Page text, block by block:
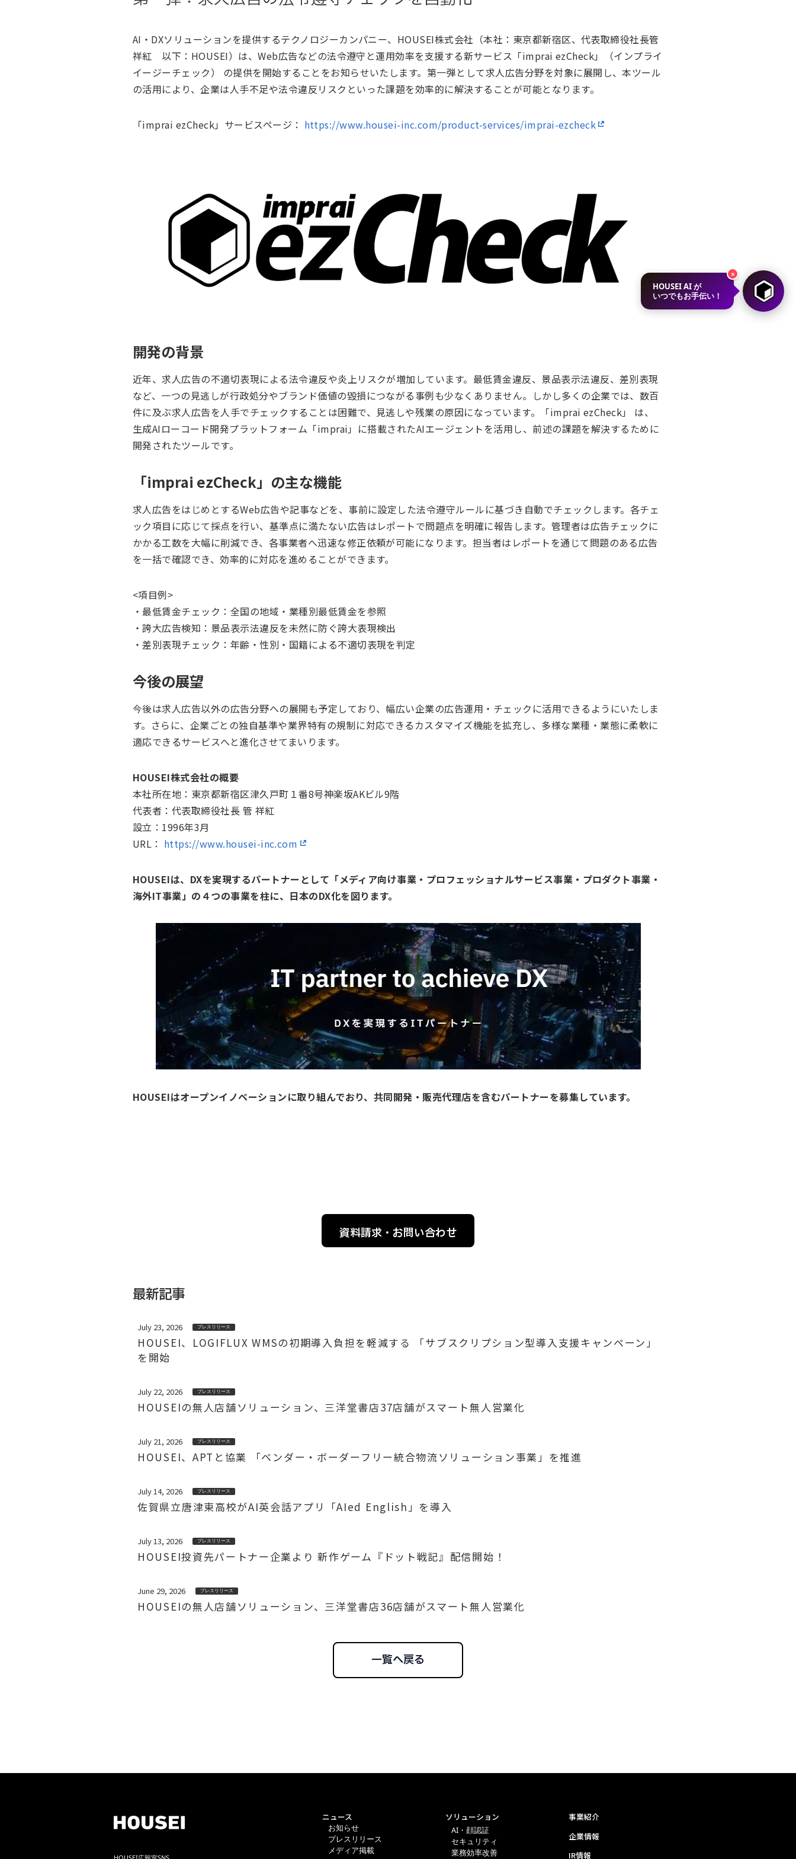
AI・DXソリューションを提供するテクノロジーカンパニー、HOUSEI株式会社（本社：東京都新宿区、代表取締役社長管
祥紅 以下：HOUSEI）は、Web広告などの法令遵守と運用効率を支援する新サービス「imprai ezCheck」（インプライ
イージーチェック） の提供を開始することをお知らせいたします。第一弾として求人広告分野を対象に展開し、本ツール
の活用により、企業は人手不足や法令違反リスクといった課題を効率的に解決することが可能となります。
「imprai ezCheck」サービスページ： https://www.housei-inc.com/product-services/imprai-ezcheck
開発の背景
近年、求人広告の不適切表現による法令違反や炎上リスクが増加しています。最低賃金違反、景品表示法違反、差別表現
など、一つの見逃しが行政処分やブランド価値の毀損につながる事例も少なくありません。しかし多くの企業では、数百
件に及ぶ求人広告を人手でチェックすることは困難で、見逃しや残業の原因になっています。「imprai ezCheck」 は、
生成AIローコード開発プラットフォーム「imprai」に搭載されたAIエージェントを活用し、前述の課題を解決するために
開発されたツールです。
「imprai ezCheck」の主な機能
求人広告をはじめとするWeb広告や記事などを、事前に設定した法令遵守ルールに基づき自動でチェックします。各チェ
ック項目に応じて採点を行い、基準点に満たない広告はレポートで問題点を明確に報告します。管理者は広告チェックに
かかる工数を大幅に削減でき、各事業者へ迅速な修正依頼が可能になります。担当者はレポートを通じて問題のある広告
を一括で確認でき、効率的に対応を進めることができます。
<項目例>
・最低賃金チェック：全国の地域・業種別最低賃金を参照
・誇大広告検知：景品表示法違反を未然に防ぐ誇大表現検出
・差別表現チェック：年齢・性別・国籍による不適切表現を判定
今後の展望
今後は求人広告以外の広告分野への展開も予定しており、幅広い企業の広告運用・チェックに活用できるようにいたしま
す。さらに、企業ごとの独自基準や業界特有の規制に対応できるカスタマイズ機能を拡充し、多様な業種・業態に柔軟に
適応できるサービスへと進化させてまいります。
HOUSEI株式会社の概要
本社所在地：東京都新宿区津久戸町１番8号神楽坂AKビル9階
代表者：代表取締役社長 管 祥紅
設立：1996年3月
URL： https://www.housei-inc.com
HOUSEIは、DXを実現するパートナーとして「メディア向け事業・プロフェッショナルサービス事業・プロダクト事業・
海外IT事業」の４つの事業を柱に、日本のDX化を図ります。
HOUSEIはオープンイノベーションに取り組んでおり、共同開発・販売代理店を含むパートナーを募集しています。
資料請求・お問い合わせ
最新記事
July 23, 2026 プレスリリース
HOUSEI、LOGIFLUX WMSの初期導入負担を軽減する 「サブスクリプション型導入支援キャンペーン」
を開始
July 22, 2026 プレスリリース
HOUSEIの無人店舗ソリューション、三洋堂書店37店舗がスマート無人営業化
July 21, 2026 プレスリリース
HOUSEI、APTと協業 「ベンダー・ボーダーフリー統合物流ソリューション事業」を推進
July 14, 2026 プレスリリース
佐賀県立唐津東高校がAI英会話アプリ「AIed English」を導入
July 13, 2026 プレスリリース
HOUSEI投資先パートナー企業より 新作ゲーム『ドット戦記』配信開始！
June 29, 2026 プレスリリース
HOUSEIの無人店舗ソリューション、三洋堂書店36店舗がスマート無人営業化
一覧へ戻る
ニュース
お知らせ
プレスリリース
メディア掲載
ソリューション
AI・顔認証
セキュリティ
業務効率改善
事業紹介
企業情報
IR情報
HOUSEI AI が
いつでもお手伝い！
×